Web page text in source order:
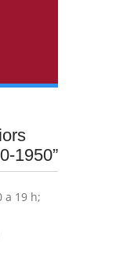
1950”
a 19 h;